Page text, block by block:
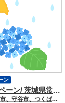
５月塗装キャンペーン/ 茨城県常総市・坂東市・守谷市・つくば市・境町の外壁塗装＆屋根専門店
茨城県坂東市、常総市、守谷市、つくば市の皆さんこんにちは 茨城県坂東市、常総市、守谷市、つくば市地域密着の外壁塗装＆屋根専門店 克栄です
ン